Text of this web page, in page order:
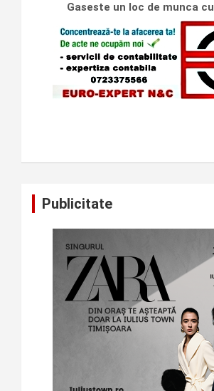
Gaseste un loc de munca cu
Publicitate